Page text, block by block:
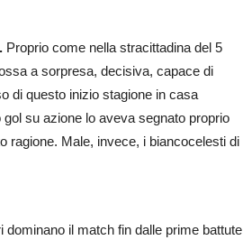
Proprio come nella stracittadina del 5
a sorpresa, decisiva, capace di
di questo inizio stagione in casa
su azione lo aveva segnato proprio
ragione. Male, invece, i biancocelesti di
dominano il match fin dalle prime battute